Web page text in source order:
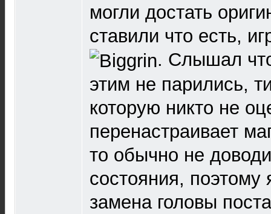
могли достать
ставили что есть,
. Слышал
этим не парились,
которую никто не
перенастраивает
то обычно не
состояния, поэтому
замена головы